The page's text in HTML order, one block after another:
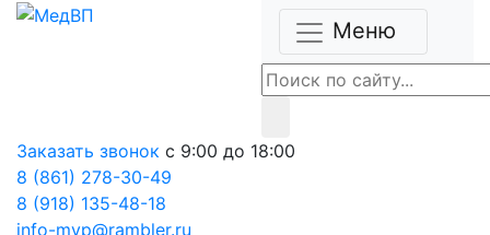
Меню
Заказать звонок с 9:00 до 18:00
8 (861) 278-30-49
8 (918) 135-48-18
info-mvp@rambler.ru